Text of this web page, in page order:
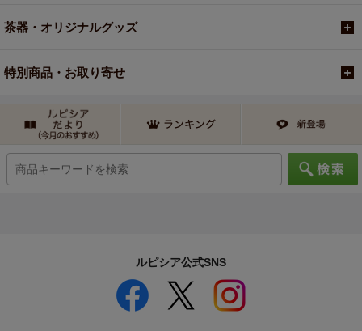
茶器・オリジナルグッズ
特別商品・お取り寄せ
ルピシア公式SNS